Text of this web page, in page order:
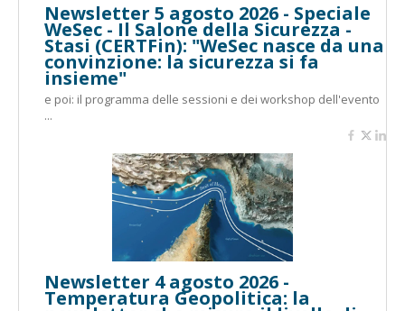
Newsletter 5 agosto 2026 - Speciale
WeSec - Il Salone della Sicurezza -
Stasi (CERTFin): "WeSec nasce da una
convinzione: la sicurezza si fa
insieme"
e poi: il programma delle sessioni e dei workshop dell'evento
...
Newsletter 4 agosto 2026 -
Temperatura Geopolitica: la